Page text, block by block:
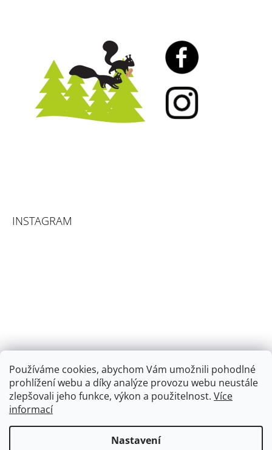
Používáme cookies, abychom Vám umožnili pohodlné
prohlížení webu a díky analýze provozu webu neustále
zlepšovali jeho funkce, výkon a použitelnost. Více
informací
Nastavení
INSTAGRAM
Sledovat na Instagramu